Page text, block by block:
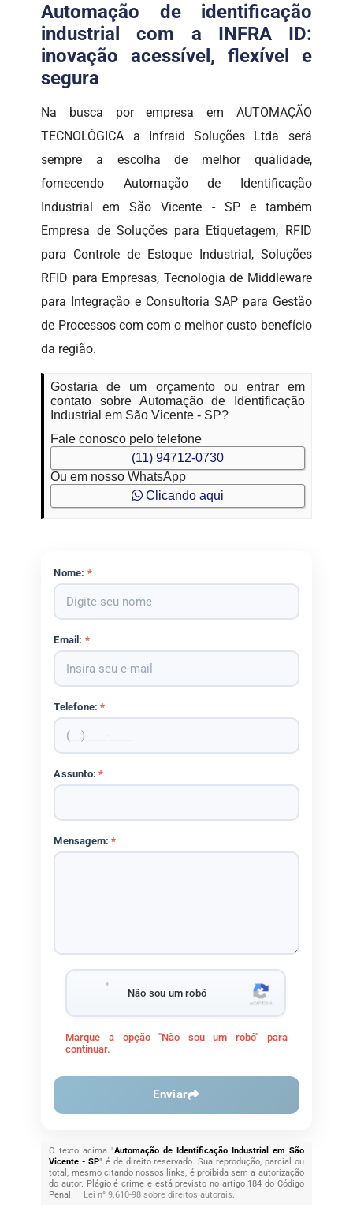
Automação de identificação
industrial com a INFRA ID:
inovação acessível, flexível e
segura
Na busca por empresa em AUTOMAÇÃO
TECNOLÓGICA a Infraid Soluções Ltda será
sempre a escolha de melhor qualidade,
fornecendo Automação de Identificação
Industrial em São Vicente - SP e também
Empresa de Soluções para Etiquetagem, RFID
para Controle de Estoque Industrial, Soluções
RFID para Empresas, Tecnologia de Middleware
para Integração e Consultoria SAP para Gestão
de Processos com com o melhor custo benefício
da região.
Gostaria de um orçamento ou entrar em
contato sobre Automação de Identificação
Industrial em São Vicente - SP?
Fale conosco pelo telefone
(11) 94712-0730
Ou em nosso WhatsApp
Clicando aqui
Nome: *
Email: *
Telefone:*
Assunto:*
Mensagem:*
Não sou um robô
Marque a opção "Não sou um robô" para
continuar.
Enviar
O texto acima "Automação de Identificação Industrial em São
Vicente - SP" é de direito reservado. Sua reprodução, parcial ou
total, mesmo citando nossos links, é proibida sem a autorização
do autor. Plágio é crime e está previsto no artigo 184 do Código
Penal. – Lei n° 9.610-98 sobre direitos autorais.